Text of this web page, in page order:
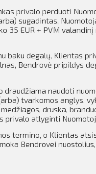
privalo perduoti
sugadintas,
35 EUR + PVM
baku degalų, Klientas
Bendrovė pripildys
naudoti
tvarkomos anglys,
druska,
privalo atlyginti
termino, o Klientas
Bendrovei